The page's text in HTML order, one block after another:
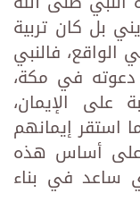
بل كان تربية
فالنبي
دعوته في مكة،
على الإيمان،
استقر إيمانهم
على أساس هذه
ساعد في بناء